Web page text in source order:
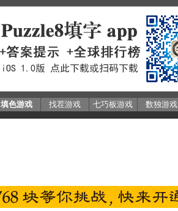
填色游戏 找茬游戏 七巧板游戏 数独游戏